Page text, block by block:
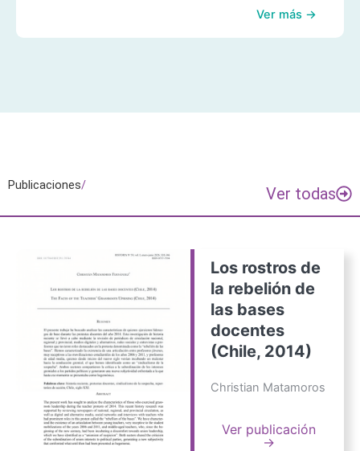
Ver más →
Publicaciones/ Ver todas
Los rostros de
la rebelión de
las bases
docentes
(Chile, 2014)
Christian Matamoros
Ver publicación
→